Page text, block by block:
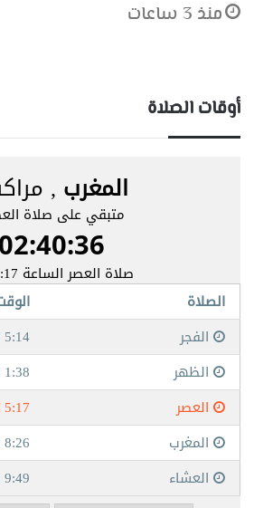
منذ 3 ساعات
أوقات الصلاة